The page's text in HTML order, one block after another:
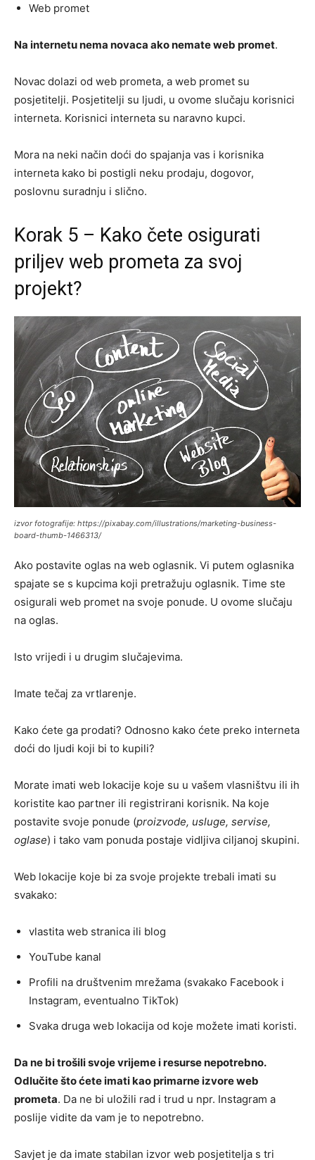
Web promet
Na internetu nema novaca ako nemate web promet.
Novac dolazi od web prometa, a web promet su
posjetitelji. Posjetitelji su ljudi, u ovome slučaju korisnici
interneta. Korisnici interneta su naravno kupci.
Mora na neki način doći do spajanja vas i korisnika
interneta kako bi postigli neku prodaju, dogovor,
poslovnu suradnju i slično.
Korak 5 – Kako čete osigurati
priljev web prometa za svoj
projekt?
izvor fotografije: https://pixabay.com/illustrations/marketing-business-
board-thumb-1466313/
Ako postavite oglas na web oglasnik. Vi putem oglasnika
spajate se s kupcima koji pretražuju oglasnik. Time ste
osigurali web promet na svoje ponude. U ovome slučaju
na oglas.
Isto vrijedi i u drugim slučajevima.
Imate tečaj za vrtlarenje.
Kako ćete ga prodati? Odnosno kako ćete preko interneta
doći do ljudi koji bi to kupili?
Morate imati web lokacije koje su u vašem vlasništvu ili ih
koristite kao partner ili registrirani korisnik. Na koje
postavite svoje ponude (proizvode, usluge, servise,
oglase) i tako vam ponuda postaje vidljiva ciljanoj skupini.
Web lokacije koje bi za svoje projekte trebali imati su
svakako:
vlastita web stranica ili blog
YouTube kanal
Profili na društvenim mrežama (svakako Facebook i
Instagram, eventualno TikTok)
Svaka druga web lokacija od koje možete imati koristi.
Da ne bi trošili svoje vrijeme i resurse nepotrebno.
Odlučite što ćete imati kao primarne izvore web
prometa. Da ne bi uložili rad i trud u npr. Instagram a
poslije vidite da vam je to nepotrebno.
Savjet je da imate stabilan izvor web posjetitelja s tri